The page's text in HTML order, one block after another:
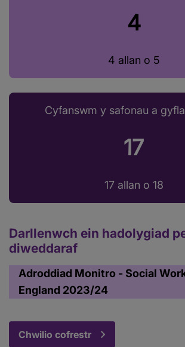
4
4 allan o 5
Cyfanswm y safonau a
17
17 allan o 18
Darllenwch ein hadolygiad
diweddaraf
Adroddiad Monitro - Social
England 2023/24
Chwilio cofrestr